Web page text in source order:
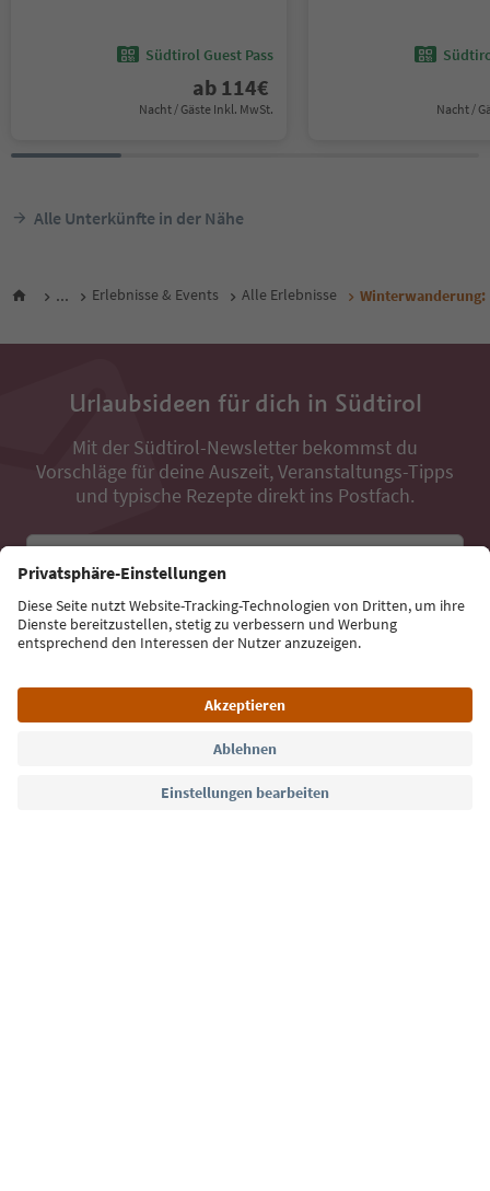
Südtirol Guest Pass
ab 114€
Nacht / Gäste Inkl. MwSt. Nacht /
Alle Unterkünfte in der Nähe
... Erlebnisse & Events Alle Erlebnisse Winterwanderung:
Urlaubsideen für dich in Südtirol
Mit der Südtirol-Newsletter bekommst du
Vorschläge für deine Auszeit, Veranstaltungs-Tipps
und typische Rezepte direkt ins Postfach.
Jetzt anmelden